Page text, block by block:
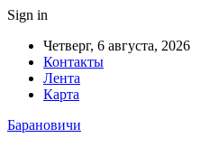
Sign in
Четверг, 6 августа, 2026
Контакты
Лента
Карта
Барановичи